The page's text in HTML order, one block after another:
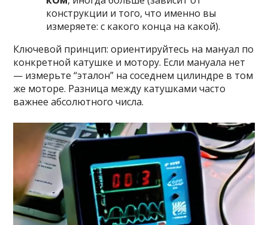
конструкции и того, что именно вы
измеряете: с какого конца на какой).
Ключевой принцип: ориентируйтесь на мануал по
конкретной катушке и мотору. Если мануала нет
— измерьте “эталон” на соседнем цилиндре в том
же моторе. Разница между катушками часто
важнее абсолютного числа.